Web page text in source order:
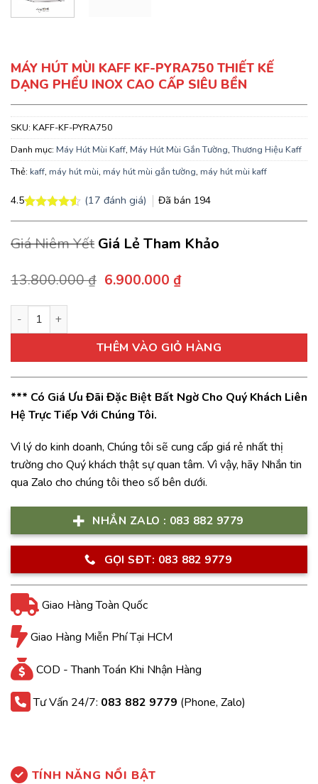
MÁY HÚT MÙI KAFF KF-PYRA750 THIẾT KẾ
DẠNG PHỂU INOX CAO CẤP SIÊU BỀN
SKU: KAFF-KF-PYRA750
Danh mục: Máy Hút Mùi Kaff, Máy Hút Mùi Gắn Tường,Thương Hiệu Kaff
Thẻ: kaff, máy hút mùi, máy hút mùi gắn tường, máy hút mùi kaff
4.5
đánh giá
(17 đánh giá) Đã bán 194
Giá Niêm Yết Giá Lẻ Tham Khảo
13.800.000₫ Giá
6.900.000 ₫Giá
6.900.000 ₫.
Máy hút mùi Kaff KF-PYRA750 thiết kế dạng phểu inox cao
THÊM VÀO GIỎ HÀNG
*** Có Giá Ưu Đãi Đặc Biệt Bất Ngờ Cho Quý Khách Liên
Hệ Trực Tiếp Với Chúng Tôi.
Vì lý do kinh doanh, Chúng tôi sẽ cung cấp giá rẻ nhất thị
trường cho Quý khách thật sự quan tâm. Vì vậy, hãy Nhắn tin
qua Zalo cho chúng tôi theo số bên dưới.
NHẮN ZALO : 083 882 9779
GỌI SĐT: 083 882 9779
Giao Hàng Toàn Quốc
Giao Hàng Miễn Phí Tại HCM
COD - Thanh Toán Khi Nhận Hàng
Tư Vấn 24/7: 083 882 9779 (Phone, Zalo)
TÍNH NĂNG NỔI BẬT